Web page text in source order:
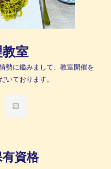
室
勢に鑑みまして、教室開催を
いております。
資格